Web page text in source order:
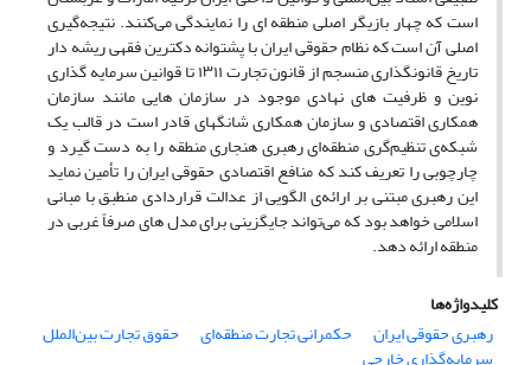
است که چهار بازیگر اصلی منطقه ای را نمایندگی می‌کنند. نتیجه‌گیری
اصلی آن است که نظام حقوقی ایران با پشتوانه دکترین فقهی ریشه دار
تاریخ قانونگذاری منسجم از قانون تجارت ۱۳۱۱ تا قوانین سرمایه گذاری
نوین و ظرفیت های نهادی موجود در سازمان هایی مانند سازمان
همکاری اقتصادی و سازمان همکاری شانگهای قادر است در قالب یک
شبکه‌ی تنظیم‌گری منطقه‌ای رهبری هنجاری منطقه را به دست گیرد و
چارچوبی را تعریف کند که منافع اقتصادی حقوقی ایران را تأمین نماید
این رهبری مبتنی بر ارائه‌ی الگویی از عدالت قراردادی منطبق با مبانی
اسلامی خواهد بود که می‌تواند جایگزینی برای مدل های صرفاً غربی در
منطقه ارائه دهد.
کلیدواژه‌ها
رهبری حقوقی ایران
حکمرانی تجارت منطقه‌ای حقوق تجارت بین‌الملل